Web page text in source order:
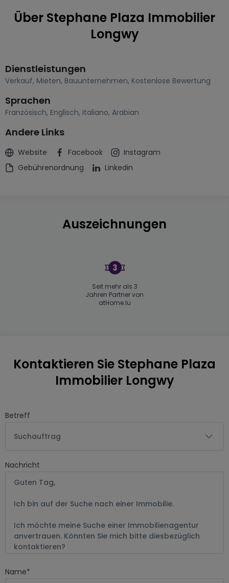
Über Stephane Plaza Immobilier
Longwy
Dienstleistungen
Verkauf, Mieten, Bauunternehmen, Kostenlose Bewertung
Sprachen
Französisch, Englisch, Italiano, Arabian
Andere Links
Website Facebook
Instagram
Gebührenordnung
Linkedin
Auszeichnungen
Seit mehr als 3
Jahren Partner von
atHome.lu
Kontaktieren Sie Stephane Plaza
Immobilier Longwy
Betreff
Suchauftrag
Nachricht
Name*